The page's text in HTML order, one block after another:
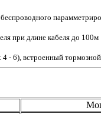
при длине кабеля до 100м
- 6), встроенный